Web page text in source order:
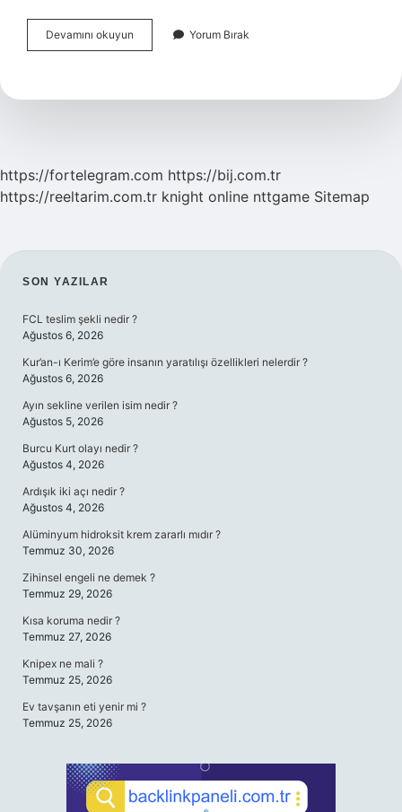
Devamını okuyun
Ameliyatsız
Yorum Bırak
https://fortelegram.com https://bij.com.tr
https://reeltarim.com.tr knight online nttgame Sitemap
SIDEBAR
SON YAZILAR
FCL teslim şekli nedir ?
Ağustos 6, 2026
Kur’an-ı Kerim’e göre insanın yaratılışı özellikleri nelerdir ?
Ağustos 6, 2026
Ayın sekline verilen isim nedir ?
Ağustos 5, 2026
Burcu Kurt olayı nedir ?
Ağustos 4, 2026
Ardışık iki açı nedir ?
Ağustos 4, 2026
Alüminyum hidroksit krem zararlı mıdır ?
Temmuz 30, 2026
Zihinsel engeli ne demek ?
Temmuz 29, 2026
Kısa koruma nedir ?
Temmuz 27, 2026
Knipex ne mali ?
Temmuz 25, 2026
Ev tavşanın eti yenir mi ?
Temmuz 25, 2026